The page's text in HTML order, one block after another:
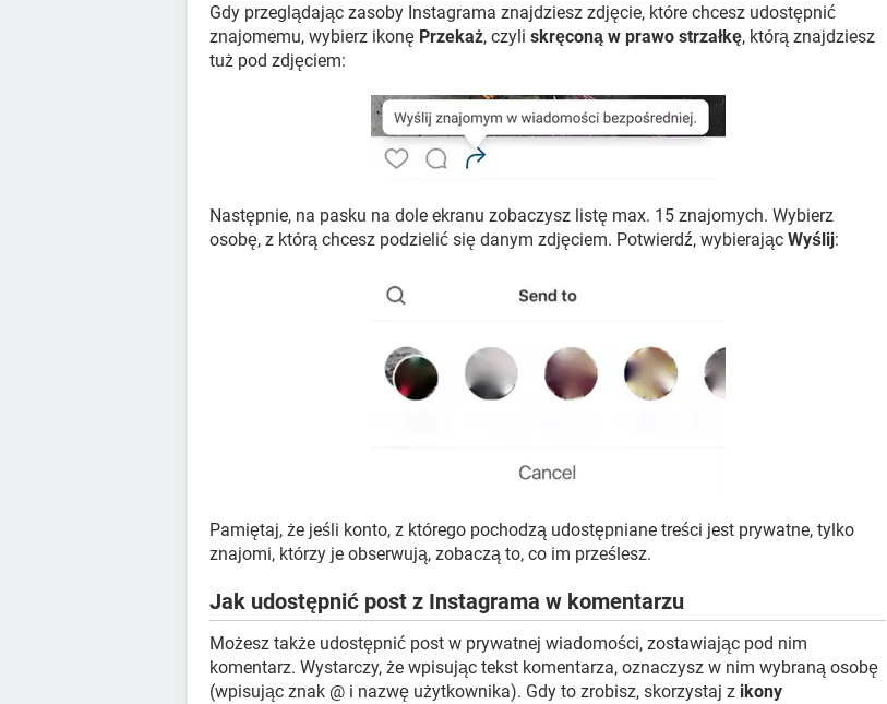
Gdy przeglądając zasoby Instagrama znajdziesz zdjęcie, które chcesz udostępnić
znajomemu, wybierz ikonę Przekaż, czyli skręconą w prawo strzałkę, którą znajdziesz
tuż pod zdjęciem:
Następnie, na pasku na dole ekranu zobaczysz listę max. 15 znajomych. Wybierz
osobę, z którą chcesz podzielić się danym zdjęciem. Potwierdź, wybierając Wyślij:
Pamiętaj, że jeśli konto, z którego pochodzą udostępniane treści jest prywatne, tylko
znajomi, którzy je obserwują, zobaczą to, co im prześlesz.
Jak udostępnić post z Instagrama w komentarzu
Możesz także udostępnić post w prywatnej wiadomości, zostawiając pod nim
komentarz. Wystarczy, że wpisując tekst komentarza, oznaczysz w nim wybraną osobę
(wpisując znak @ i nazwę użytkownika). Gdy to zrobisz, skorzystaj z ikony